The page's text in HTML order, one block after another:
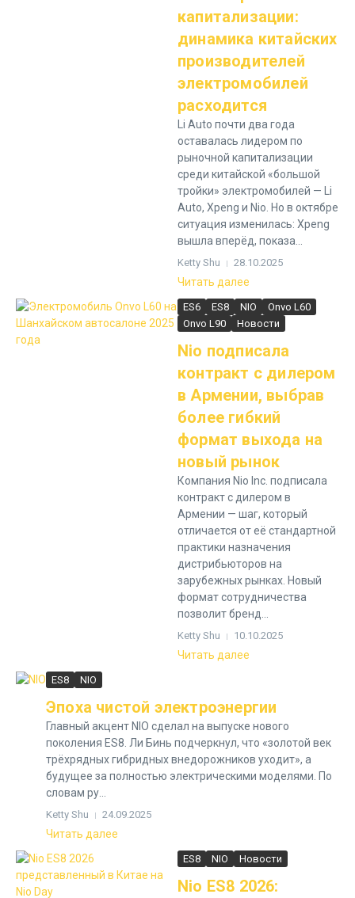
капитализации:
динамика китайских
производителей
электромобилей
расходится
Li Auto почти два года
оставалась лидером по
рыночной капитализации
среди китайской «большой
тройки» электромобилей — Li
Auto, Xpeng и Nio. Но в октябре
ситуация изменилась: Xpeng
вышла вперёд, показа...
Ketty Shu 28.10.2025
Читать далее
ES6 ES8 NIO
Onvo L60
Onvo L90
Новости
Nio подписала
контракт с дилером
в Армении, выбрав
более гибкий
формат выхода на
новый рынок
Компания Nio Inc. подписала
контракт с дилером в
Армении — шаг, который
отличается от её стандартной
практики назначения
дистрибьюторов на
зарубежных рынках. Новый
формат сотрудничества
позволит бренд...
Ketty Shu 10.10.2025
Читать далее
ES8 NIO
Эпоха чистой электроэнергии
Главный акцент NIO сделал на выпуске нового
поколения ES8. Ли Бинь подчеркнул, что «золотой век
трёхрядных гибридных внедорожников уходит», а
будущее за полностью электрическими моделями. По
словам ру...
Ketty Shu 24.09.2025
Читать далее
ES8 NIO Новости
Nio ES8 2026: